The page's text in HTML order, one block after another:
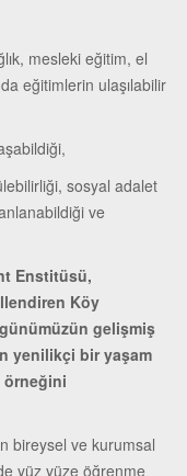
mesleki eğitim, el
eğitimlerin ulaşılabilir
sosyal adalet
ve
Enstitüsü,
Köy
gelişmiş
yenilikçi bir yaşam
örneğini
bireysel ve kurumsal
yüz yüze öğrenme